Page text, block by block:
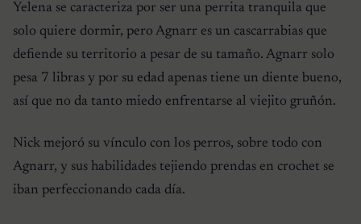
Yelena se caracteriza por ser una perrita tranquila que
solo quiere dormir, pero Agnarr es un cascarrabias que
defiende su territorio a pesar de su tamaño. Agnarr solo
pesa 7 libras y por su edad apenas tiene un diente bueno,
así que no da tanto miedo enfrentarse al viejito gruñón.
Nick mejoró su vínculo con los perros, sobre todo con
Agnarr, y sus habilidades tejiendo prendas en crochet se
iban perfeccionando cada día.